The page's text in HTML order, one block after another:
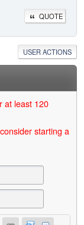
QUOTE
USER ACTIONS
at least 120
starting a